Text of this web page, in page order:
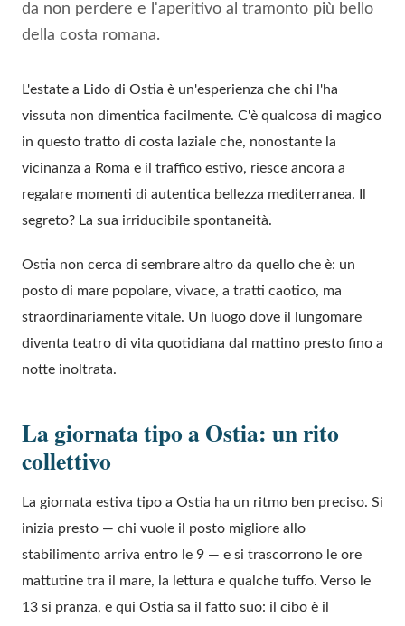
da non perdere e l'aperitivo al tramonto più bello
della costa romana.
L'estate a Lido di Ostia è un'esperienza che chi l'ha
vissuta non dimentica facilmente. C'è qualcosa di magico
in questo tratto di costa laziale che, nonostante la
vicinanza a Roma e il traffico estivo, riesce ancora a
regalare momenti di autentica bellezza mediterranea. Il
segreto? La sua irriducibile spontaneità.
Ostia non cerca di sembrare altro da quello che è: un
posto di mare popolare, vivace, a tratti caotico, ma
straordinariamente vitale. Un luogo dove il lungomare
diventa teatro di vita quotidiana dal mattino presto fino a
notte inoltrata.
La giornata tipo a Ostia: un rito
collettivo
La giornata estiva tipo a Ostia ha un ritmo ben preciso. Si
inizia presto — chi vuole il posto migliore allo
stabilimento arriva entro le 9 — e si trascorrono le ore
mattutine tra il mare, la lettura e qualche tuffo. Verso le
13 si pranza, e qui Ostia sa il fatto suo: il cibo è il